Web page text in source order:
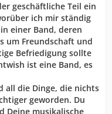
geschäftliche Teil ein
ich mir ständig
einer Band, deren
um Freundschaft und
Befriedigung sollte
ist eine Band, es
all die Dinge, die nichts
geworden. Du
Deine musikalische